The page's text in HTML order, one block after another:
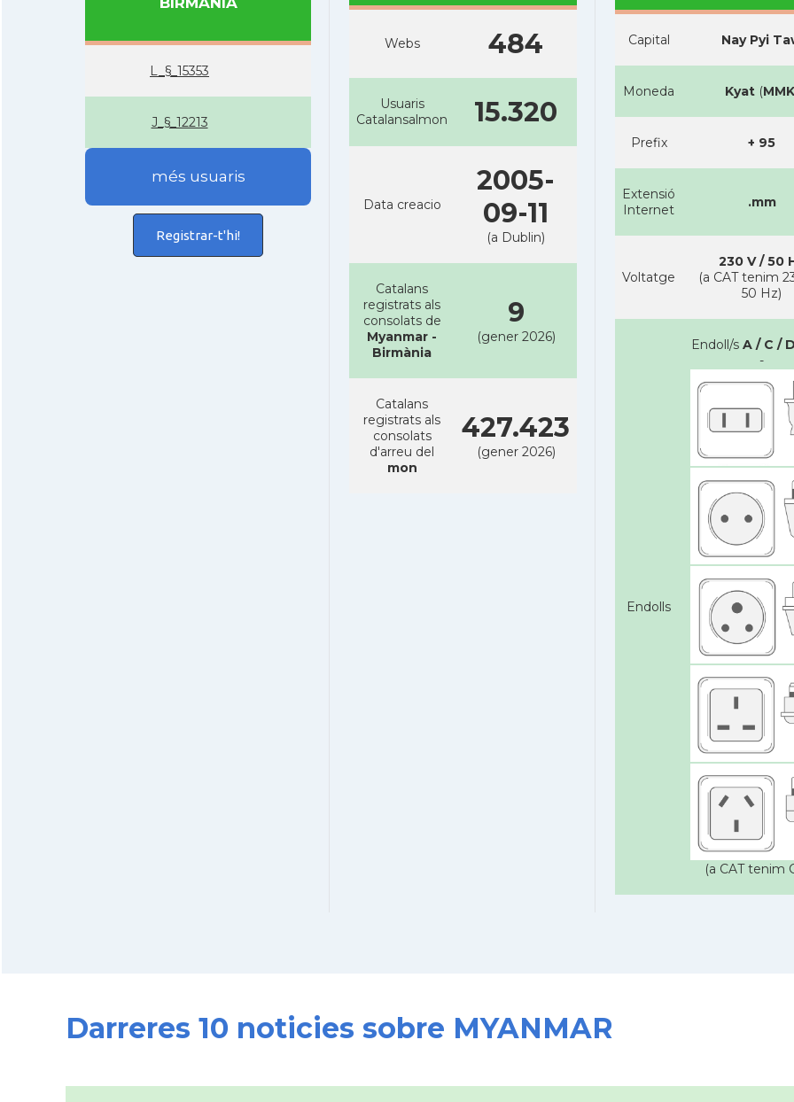
L_§_15353
J_§_12213
més usuaris
Registrar-t'hi!
Webs 484
Usuaris
Catalansalmon
15.320
Data creacio
2005-
09-11
(a Dublin)
Catalans
registrats als
consolats de
Myanmar -
Birmània
9
(gener 2026)
Catalans
registrats als
consolats
d'arreu del
mon
427.423
(gener 2026)
Capital Nay Pyi
Moneda Kyat (MMK
Prefix + 95
Extensió
Internet
.mm
Voltatge
230 V / 50
(a CAT tenim
50 Hz)
Endolls
Endoll/s A / C /
-
(a CAT tenim
Darreres 10 noticies sobre MYANMAR